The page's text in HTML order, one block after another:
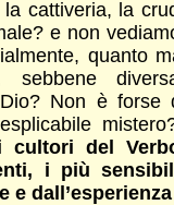
cattiveria, la
e non
quanto
sebbene
Non è forse
cultori del
i più
e